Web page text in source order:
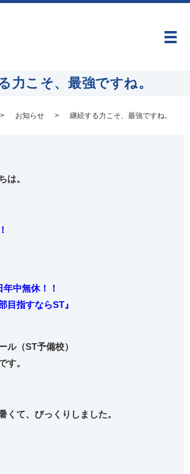
メ
力こそ、最強ですね。
お知らせ 継続する力こそ、最強ですね。
は。
中無休！！
目指すならST』
ル（ST予備校）
。
くて、びっくりしました。